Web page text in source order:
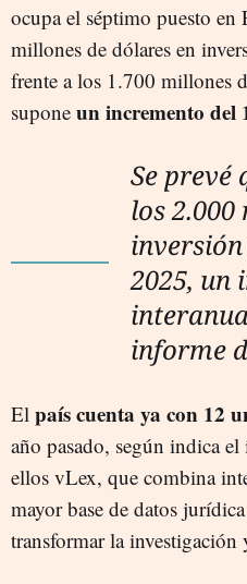
ocupa el séptimo puesto en
millones de dólares en
frente a los 1.700 millones
supone un incremento
Se prevé
los
2025, un
informe
El país cuenta ya con 12
año pasado, según indica
ellos vLex, que combina
mayor base de datos
transformar la investigación